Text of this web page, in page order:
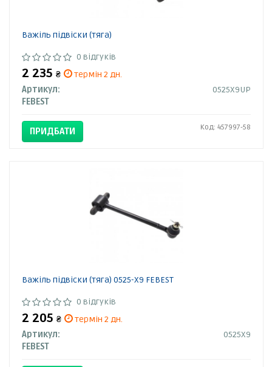
Важіль підвіски (тяга)
0 відгуків
2 235 ₴
термін 2 дн.
Артикул:
0525X9UP
FEBEST
ПРИДБАТИ Код: 457997-58
Важіль підвіски (тяга) 0525-X9 FEBEST
0 відгуків
2 205 ₴
термін 2 дн.
Артикул:
0525X9
FEBEST